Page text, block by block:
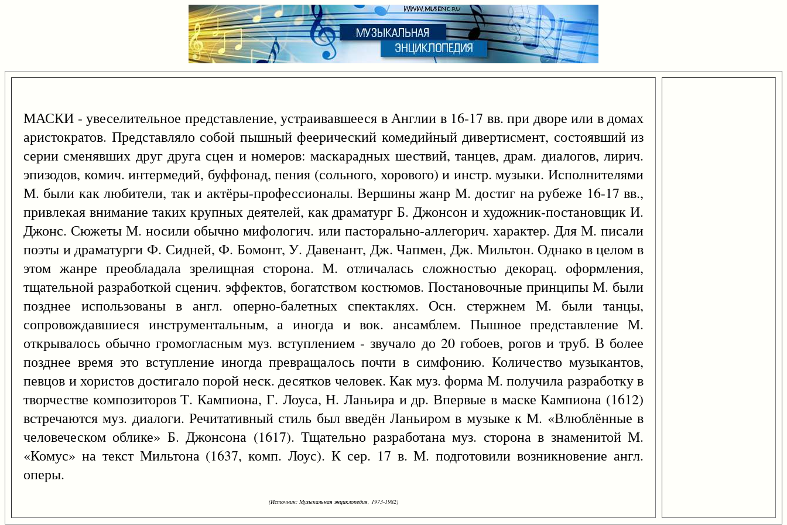
МАСКИ - увеселительное представление, устраивавшееся в Англии в 16-17 вв. при дворе или в домах
аристократов. Представляло собой пышный феерический комедийный дивертисмент, состоявший из
серии сменявших друг друга сцен и номеров: маскарадных шествий, танцев, драм. диалогов, лирич.
эпизодов, комич. интермедий, буффонад, пения (сольного, хорового) и инстр. музыки. Исполнителями
М. были как любители, так и актёры-профессионалы. Вершины жанр М. достиг на рубеже 16-17 вв.,
привлекая внимание таких крупных деятелей, как драматург Б. Джонсон и художник-постановщик И.
Джонс. Сюжеты М. носили обычно мифологич. или пасторально-аллегорич. характер. Для М. писали
поэты и драматурги Ф. Сидней, Ф. Бомонт, У. Давенант, Дж. Чапмен, Дж. Мильтон. Однако в целом в
этом жанре преобладала зрелищная сторона. М. отличалась сложностью декорац. оформления,
тщательной разработкой сценич. эффектов, богатством костюмов. Постановочные принципы М. были
позднее использованы в англ. оперно-балетных спектаклях. Осн. стержнем М. были танцы,
сопровождавшиеся инструментальным, а иногда и вок. ансамблем. Пышное представление М.
открывалось обычно громогласным муз. вступлением - звучало до 20 гобоев, рогов и труб. В более
позднее время это вступление иногда превращалось почти в симфонию. Количество музыкантов,
певцов и хористов достигало порой неск. десятков человек. Как муз. форма М. получила разработку в
творчестве композиторов Т. Кампиона, Г. Лоуса, Н. Ланьира и др. Впервые в маске Кампиона (1612)
встречаются муз. диалоги. Речитативный стиль был введён Ланьиром в музыке к М. «Влюблённые в
человеческом облике» Б. Джонсона (1617). Тщательно разработана муз. сторона в знаменитой М.
«Комус» на текст Мильтона (1637, комп. Лоус). К сер. 17 в. М. подготовили возникновение англ.
оперы.
(Источник: Музыкальная энциклопедия, 1973-1982)